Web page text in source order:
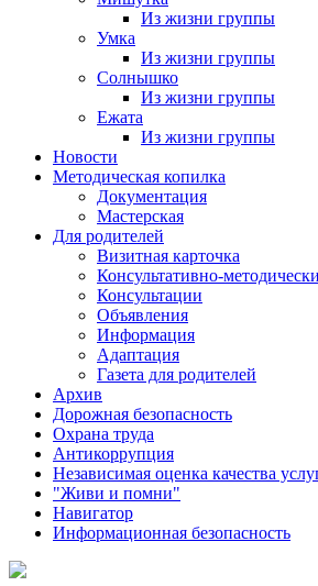
Из жизни группы
Умка
Из жизни группы
Солнышко
Из жизни группы
Ежата
Из жизни группы
Новости
Методическая копилка
Документация
Мастерская
Для родителей
Визитная карточка
Консультативно-
Консультации
Объявления
Информация
Адаптация
Газета для родителей
Архив
Дорожная безопасность
Охрана труда
Антикоррупция
Независимая оценка качества
"Живи и помни"
Навигатор
Информационная безопасность